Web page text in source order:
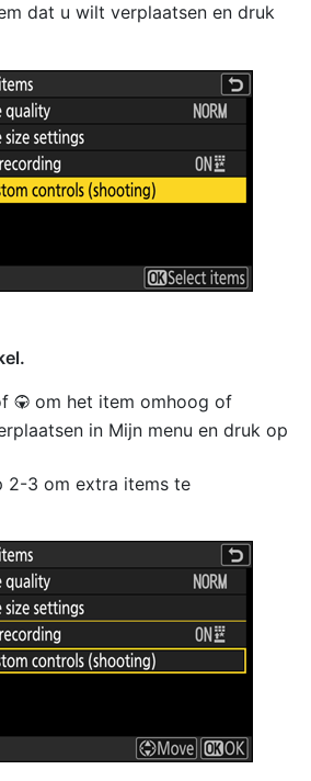
dat u wilt verplaatsen en druk
3 om het item omhoog of
in Mijn menu en druk op
2-3 om extra items te